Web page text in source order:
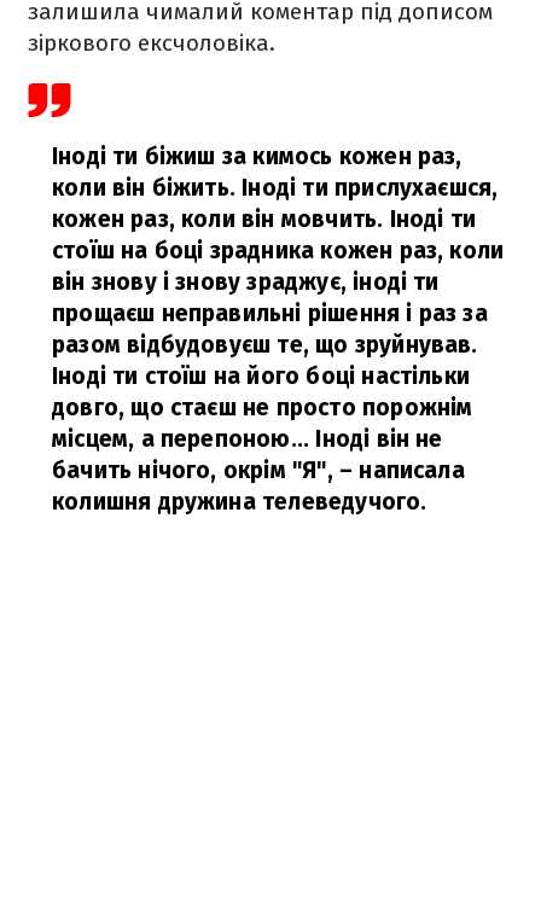
залишила чималий коментар під дописом
зіркового ексчоловіка.
Іноді ти біжиш за кимось кожен раз,
коли він біжить. Іноді ти прислухаєшся,
кожен раз, коли він мовчить. Іноді ти
стоїш на боці зрадника кожен раз, коли
він знову і знову зраджує, іноді ти
прощаєш неправильні рішення і раз за
разом відбудовуєш те, що зруйнував.
Іноді ти стоїш на його боці настільки
довго, що стаєш не просто порожнім
місцем, а перепоною... Іноді він не
бачить нічого, окрім "Я", – написала
колишня дружина телеведучого.